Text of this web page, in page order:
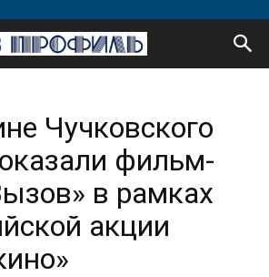
Чучковского
фильм-
в рамках
акции